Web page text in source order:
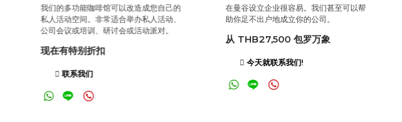
我们的多功能咖啡馆可以改造成您自己的
私人活动空间。非常适合举办私人活动、
公司会议或培训、研讨会或活动派对。
现在有特别折扣
联系我们
在曼谷设立企业很容易。我们甚至可以帮
助你足不出户地成立你的公司。
从 THB27,500 包罗万象
今天就联系我们!